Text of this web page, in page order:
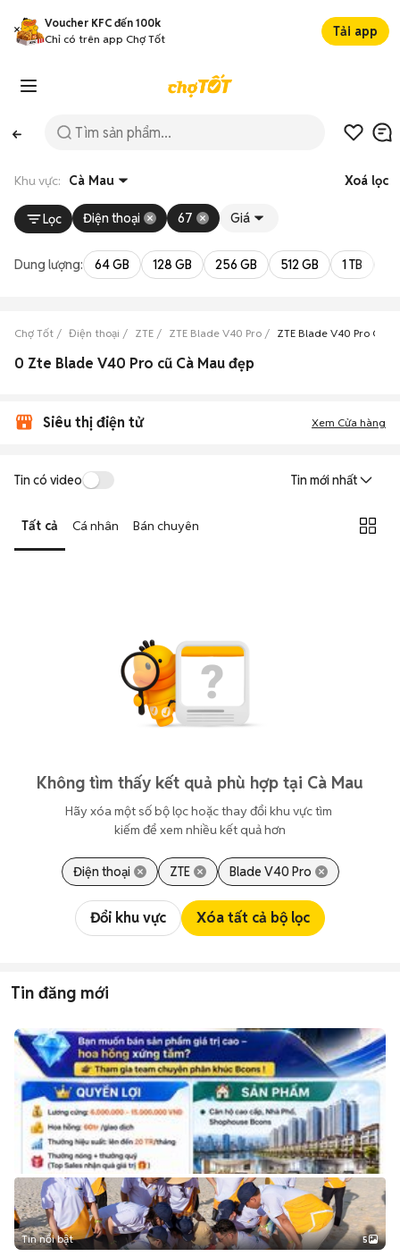
Voucher KFC đến 100k
Chỉ có trên app Chợ Tốt
Tải app
Khu vực: Cà Mau Xoá lọc
Lọc Điện thoại 67 Giá
Dung lượng: 64 GB 128 GB 256 GB 512 GB 1 TB
Chợ Tốt Điện thoại ZTE ZTE Blade V40 Pro ZTE Blade V40 Pro Cà
0 Zte Blade V40 Pro cũ Cà Mau đẹp
Siêu thị điện tử Xem Cửa hàng
Tin có video Tin mới nhất
Tất cả Cá nhân Bán chuyên
Không tìm thấy kết quả phù hợp tại Cà Mau
Hãy xóa một số bộ lọc hoặc thay đổi khu vực tìm
kiếm để xem nhiều kết quả hơn
Điện thoại ZTE Blade V40 Pro
Đổi khu vực Xóa tất cả bộ lọc
Tin đăng mới
Tin nổi bật 5